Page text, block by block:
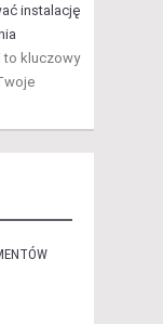
instalację
to kluczowy